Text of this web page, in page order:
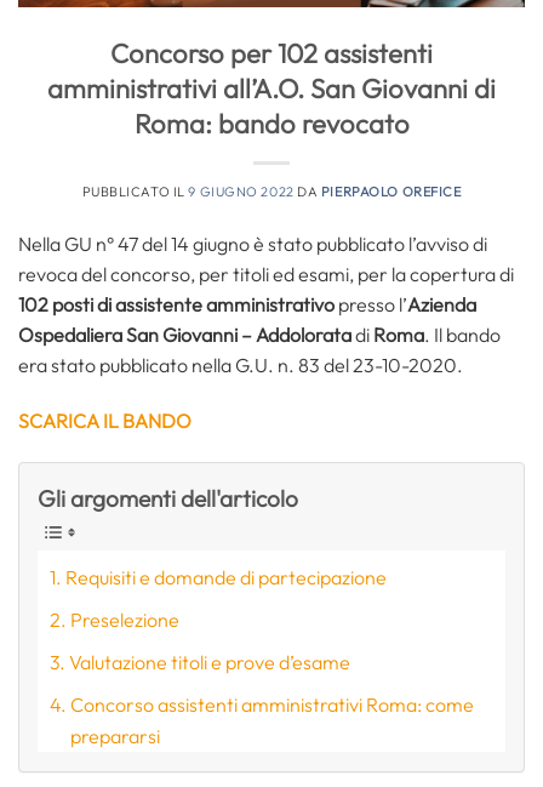
Concorso per 102 assistenti
amministrativi all’A.O. San Giovanni di
Roma: bando revocato
PUBBLICATO IL9 GIUGNO 2022 DA PIERPAOLO OREFICE
Nella GU n° 47 del 14 giugno è stato pubblicato l’avviso di
revoca del concorso, per titoli ed esami, per la copertura di
102 posti di assistente amministrativo presso l’Azienda
Ospedaliera San Giovanni – Addoloratadi Roma. Il bando
era stato pubblicato nella G.U. n. 83 del 23-10-2020.
SCARICA IL BANDO
Gli argomenti dell'articolo
Requisiti e domande di partecipazione
Preselezione
Valutazione titoli e prove d’esame
Concorso assistenti amministrativi Roma: come
prepararsi